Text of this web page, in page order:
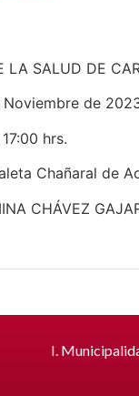
LA SALUD DE
Noviembre de
hrs.
Chañaral de
CHÁVEZ
I.